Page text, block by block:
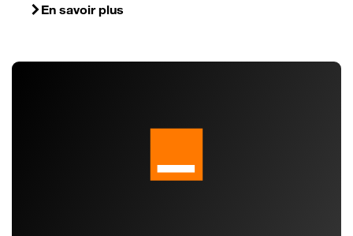
En savoir plus